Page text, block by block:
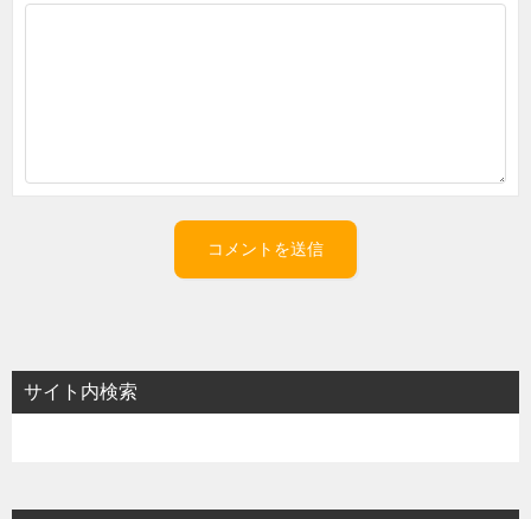
サイト内検索